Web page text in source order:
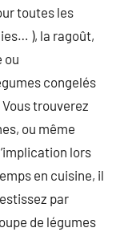
toutes les
), la ragoût,
ou
congelés
trouverez
ou même
lors
en cuisine, il
par
de légumes